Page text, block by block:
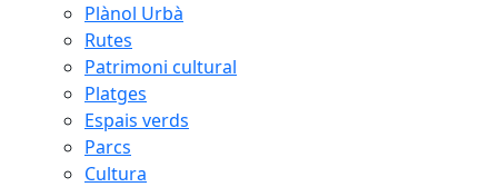
Plànol Urbà
Rutes
Patrimoni cultural
Platges
Espais verds
Parcs
Cultura